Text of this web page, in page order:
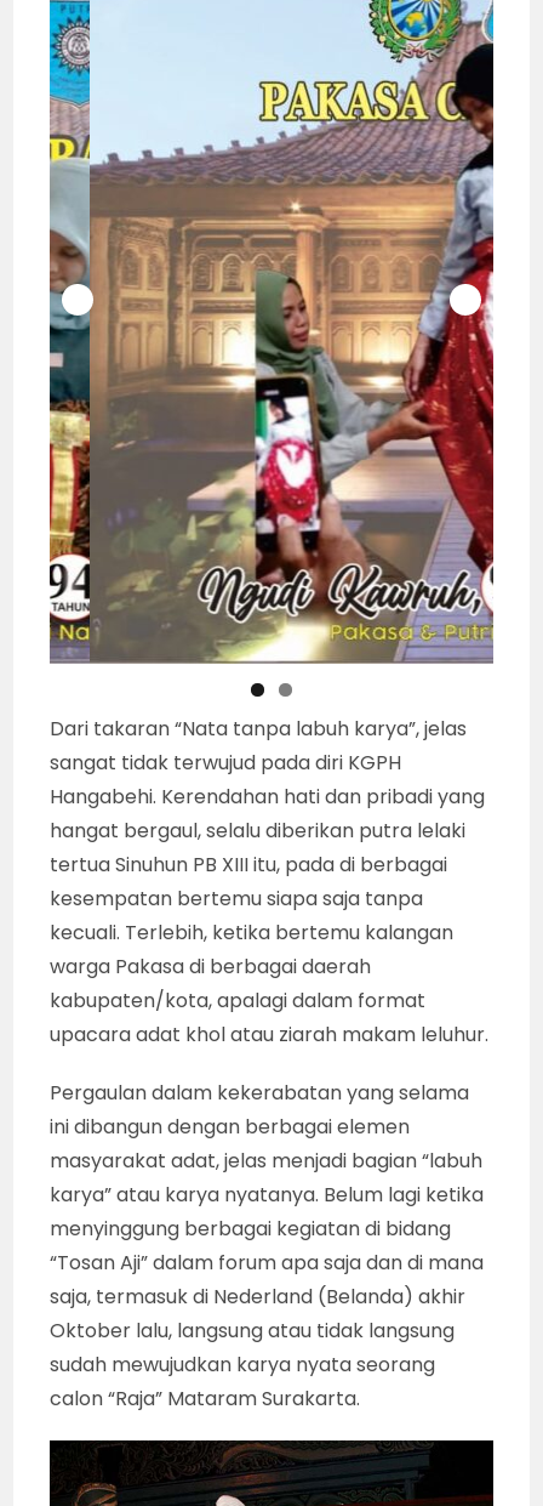
Dari takaran “Nata tanpa labuh karya”, jelas
sangat tidak terwujud pada diri KGPH
Hangabehi. Kerendahan hati dan pribadi yang
hangat bergaul, selalu diberikan putra lelaki
tertua Sinuhun PB XIII itu, pada di berbagai
kesempatan bertemu siapa saja tanpa
kecuali. Terlebih, ketika bertemu kalangan
warga Pakasa di berbagai daerah
kabupaten/kota, apalagi dalam format
upacara adat khol atau ziarah makam leluhur.
Pergaulan dalam kekerabatan yang selama
ini dibangun dengan berbagai elemen
masyarakat adat, jelas menjadi bagian “labuh
karya” atau karya nyatanya. Belum lagi ketika
menyinggung berbagai kegiatan di bidang
“Tosan Aji” dalam forum apa saja dan di mana
saja, termasuk di Nederland (Belanda) akhir
Oktober lalu, langsung atau tidak langsung
sudah mewujudkan karya nyata seorang
calon “Raja” Mataram Surakarta.